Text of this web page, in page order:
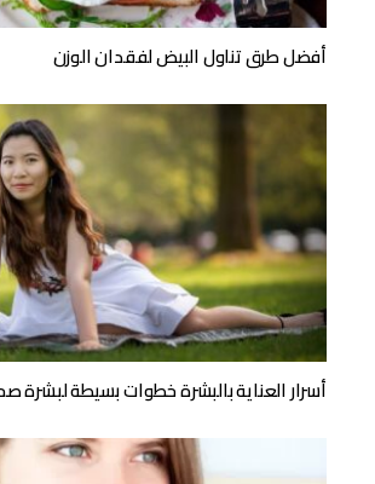
أفضل طرق تناول البيض لفقدان الوزن
أسرار العناية بالبشرة خطوات بسيطة لبشرة صحية